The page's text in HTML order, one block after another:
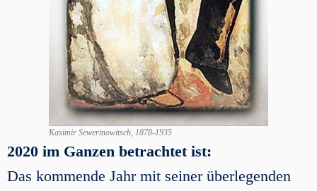
Kasimir Sewerinowitsch, 1878-1935
2020 im Ganzen betrachtet ist:
Das kommende Jahr mit seiner überlegenden